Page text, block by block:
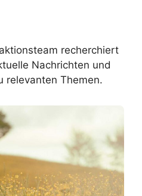
recherchiert
Nachrichten und
relevanten Themen.